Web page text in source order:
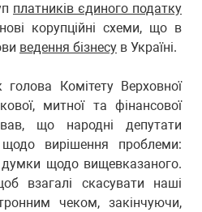
платників єдиного податку
корупційні схеми, що в
ведення бізнесу в Україні.
Комітету Верховної
митної та фінансової
що народні депутати
щодо вирішення проблеми:
думки щодо вищевказаного.
взагалі скасувати наші
чеком, закінчуючи,